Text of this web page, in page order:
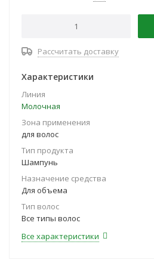
объемными, без утяжеления.
Рассчитать доставку
Характеристики
Линия
Молочная
Зона применения
для волос
Тип продукта
Шампунь
Назначение средства
Для объема
Тип волос
Все типы волос
Все характеристики